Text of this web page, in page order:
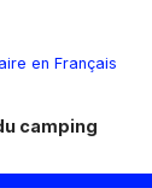
en Français
camping